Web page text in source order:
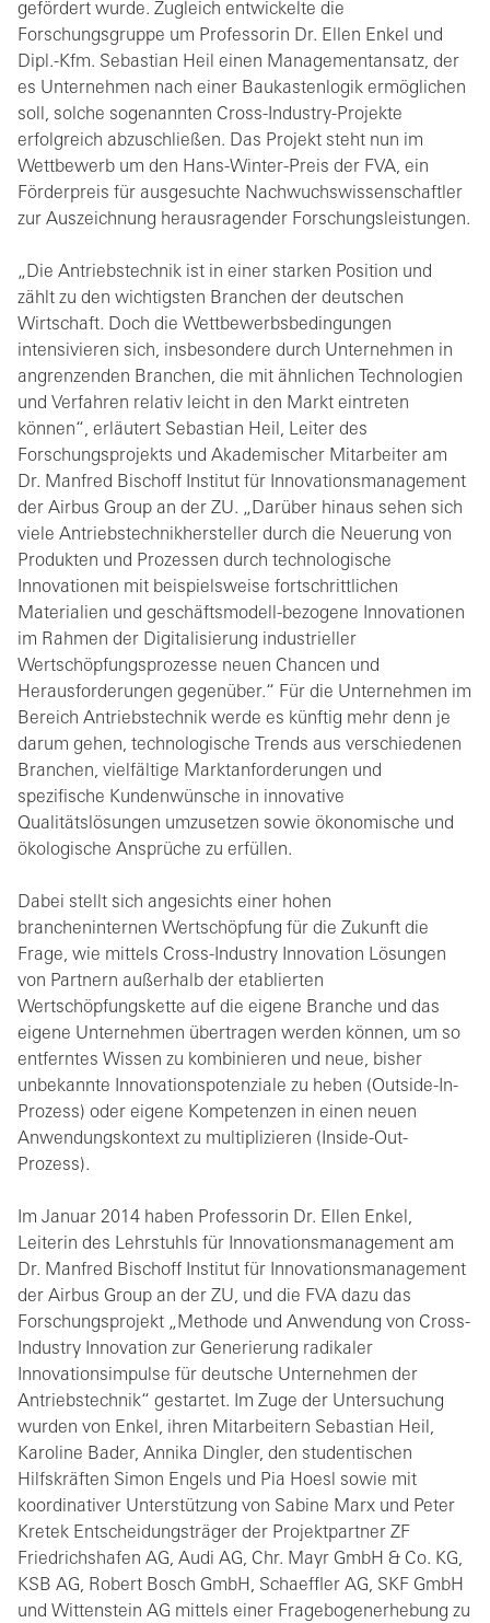
gefördert wurde. Zugleich entwickelte die
Forschungsgruppe um Professorin Dr. Ellen Enkel und
Dipl.-Kfm. Sebastian Heil einen Managementansatz, der
es Unternehmen nach einer Baukastenlogik ermöglichen
soll, solche sogenannten Cross-Industry-Projekte
erfolgreich abzuschließen. Das Projekt steht nun im
Wettbewerb um den Hans-Winter-Preis der FVA, ein
Förderpreis für ausgesuchte Nachwuchswissenschaftler
zur Auszeichnung herausragender Forschungsleistungen.
„Die Antriebstechnik ist in einer starken Position und
zählt zu den wichtigsten Branchen der deutschen
Wirtschaft. Doch die Wettbewerbsbedingungen
intensivieren sich, insbesondere durch Unternehmen in
angrenzenden Branchen, die mit ähnlichen Technologien
und Verfahren relativ leicht in den Markt eintreten
können“, erläutert Sebastian Heil, Leiter des
Forschungsprojekts und Akademischer Mitarbeiter am
Dr. Manfred Bischoff Institut für Innovationsmanagement
der Airbus Group an der ZU. „Darüber hinaus sehen sich
viele Antriebstechnikhersteller durch die Neuerung von
Produkten und Prozessen durch technologische
Innovationen mit beispielsweise fortschrittlichen
Materialien und geschäftsmodell-bezogene Innovationen
im Rahmen der Digitalisierung industrieller
Wertschöpfungsprozesse neuen Chancen und
Herausforderungen gegenüber.“ Für die Unternehmen im
Bereich Antriebstechnik werde es künftig mehr denn je
darum gehen, technologische Trends aus verschiedenen
Branchen, vielfältige Marktanforderungen und
spezifische Kundenwünsche in innovative
Qualitätslösungen umzusetzen sowie ökonomische und
ökologische Ansprüche zu erfüllen.
Dabei stellt sich angesichts einer hohen
brancheninternen Wertschöpfung für die Zukunft die
Frage, wie mittels Cross-Industry Innovation Lösungen
von Partnern außerhalb der etablierten
Wertschöpfungskette auf die eigene Branche und das
eigene Unternehmen übertragen werden können, um so
entferntes Wissen zu kombinieren und neue, bisher
unbekannte Innovationspotenziale zu heben (Outside-In-
Prozess) oder eigene Kompetenzen in einen neuen
Anwendungskontext zu multiplizieren (Inside-Out-
Prozess).
Im Januar 2014 haben Professorin Dr. Ellen Enkel,
Leiterin des Lehrstuhls für Innovationsmanagement am
Dr. Manfred Bischoff Institut für Innovationsmanagement
der Airbus Group an der ZU, und die FVA dazu das
Forschungsprojekt „Methode und Anwendung von Cross-
Industry Innovation zur Generierung radikaler
Innovationsimpulse für deutsche Unternehmen der
Antriebstechnik“ gestartet. Im Zuge der Untersuchung
wurden von Enkel, ihren Mitarbeitern Sebastian Heil,
Karoline Bader, Annika Dingler, den studentischen
Hilfskräften Simon Engels und Pia Hoesl sowie mit
koordinativer Unterstützung von Sabine Marx und Peter
Kretek Entscheidungsträger der Projektpartner ZF
Friedrichshafen AG, Audi AG, Chr. Mayr GmbH & Co. KG,
KSB AG, Robert Bosch GmbH, Schaeffler AG, SKF GmbH
und Wittenstein AG mittels einer Fragebogenerhebung zu